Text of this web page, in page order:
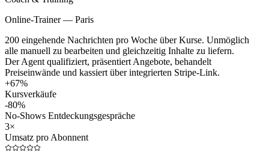
Online-Trainer — Paris
200 eingehende Nachrichten pro Woche über Kurse. Unmöglich
alle manuell zu bearbeiten und gleichzeitig Inhalte zu liefern.
Der Agent qualifiziert, präsentiert Angebote, behandelt
Preiseinwände und kassiert über integrierten Stripe-Link.
+67%
Kursverkäufe
-80%
No-Shows Entdeckungsgespräche
3×
Umsatz pro Abonnent